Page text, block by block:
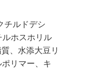
チルドデシ
ホスホリル
、水添大豆リ
リマー、キ